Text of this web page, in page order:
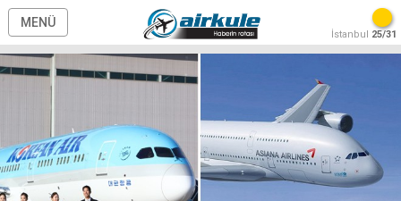
MENÜ
İstanbul 25/31